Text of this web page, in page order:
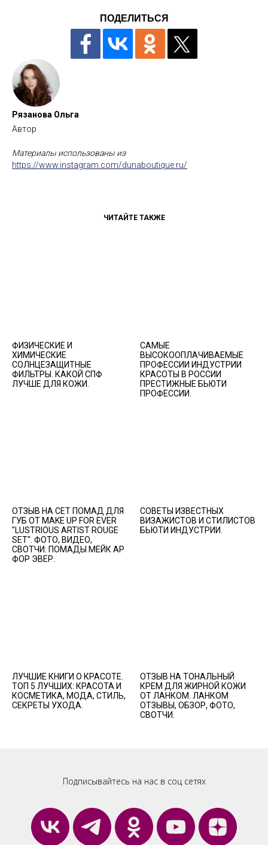
ПОДЕЛИТЬСЯ
Рязанова Ольга
Автор
Материалы использованы из
https://www.instagram.com/dunaboutique.ru/
ЧИТАЙТЕ ТАКЖЕ
ФИЗИЧЕСКИЕ И
ХИМИЧЕСКИЕ
СОЛНЦЕЗАЩИТНЫЕ
ФИЛЬТРЫ. КАКОЙ СПФ
ЛУЧШЕ ДЛЯ КОЖИ.
САМЫЕ
ВЫСОКООПЛАЧИВАЕМЫЕ
ПРОФЕССИИ ИНДУСТРИИ
КРАСОТЫ В РОССИИ
ПРЕСТИЖНЫЕ БЬЮТИ
ПРОФЕССИИ.
ОТЗЫВ НА СЕТ ПОМАД ДЛЯ
ГУБ ОТ MAKE UP FOR EVER
"LUSTRIOUS ARTIST ROUGE
SET". ФОТО, ВИДЕО,
СВОТЧИ. ПОМАДЫ МЕЙК АР
ФОР ЭВЕР.
СОВЕТЫ ИЗВЕСТНЫХ
ВИЗАЖИСТОВ И СТИЛИСТОВ
БЬЮТИ ИНДУСТРИИ.
ЛУЧШИЕ КНИГИ О КРАСОТЕ.
ТОП 5 ЛУЧШИХ: КРАСОТА И
КОСМЕТИКА, МОДА, СТИЛЬ,
СЕКРЕТЫ УХОДА.
ОТЗЫВ НА ТОНАЛЬНЫЙ
КРЕМ ДЛЯ ЖИРНОЙ КОЖИ
ОТ ЛАНКОМ. ЛАНКОМ
ОТЗЫВЫ, ОБЗОР, ФОТО,
СВОТЧИ.
Подписывайтесь на нас в соц сетях